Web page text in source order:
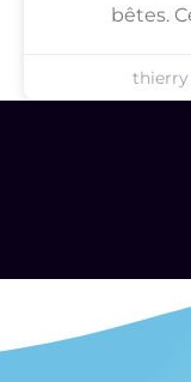
bêtes.